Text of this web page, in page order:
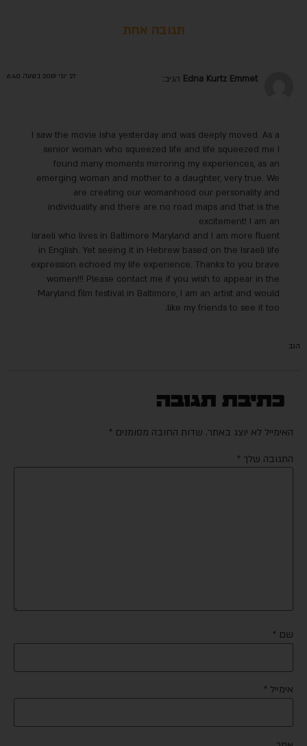
תגובה אחת
Edna Kurtz Emmet הגיב: 27 יוני 2019 בשעה 6:40
I saw the movie Isha yesterday and was deeply moved. As a
senior woman who squeezed life and life squeezed me I
found many moments mirroring my experiences, as an
emerging woman and mother to a daughter, very true. We
are creating our womanhood our personality and
individuality and there are no road maps and that is the
excitement! I am an
Israeli who lives in Baltimore Maryland and I am more fluent
in English. Yet seeing it in Hebrew based on the Israeli life
expression echoed my life experience. Thanks to you brave
women!!! Please contact me if you wish to appear in the
Maryland film festival in Baltimore, I am an artist and would
like my friends to see it too.
הגב
כתיבת תגובה
האימייל לא יוצג באתר. שדות החובה מסומנים *
התגובה שלך *
שם *
אימייל *